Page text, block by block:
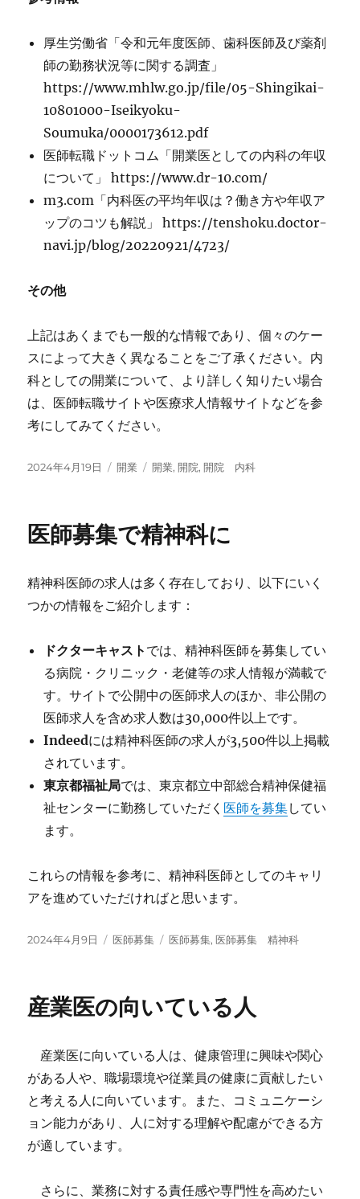
厚生労働省「令和元年度医師、歯科医師及び薬剤
師の勤務状況等に関する調査」
https://www.mhlw.go.jp/file/05-Shingikai-
10801000-Iseikyoku-
Soumuka/0000173612.pdf
医師転職ドットコム「開業医としての内科の年収
について」 https://www.dr-10.com/
m3.com「内科医の平均年収は？働き方や年収ア
ップのコツも解説」 https://tenshoku.doctor-
navi.jp/blog/20220921/4723/
その他
上記はあくまでも一般的な情報であり、個々のケー
スによって大きく異なることをご了承ください。内
科としての開業について、より詳しく知りたい場合
は、医師転職サイトや医療求人情報サイトなどを参
考にしてみてください。
投
2024年4月19日
カ
ー
開業
タ
開業, 開院, 開院 内科
医師募集で精神科に
精神科医師の求人は多く存在しており、以下にいく
つかの情報をご紹介します：
ドクターキャスト では、精神科医師を募集してい
る病院・クリニック・老健等の求人情報が満載で
す。サイトで公開中の医師求人のほか、非公開の
医師求人を含め求人数は30,000件以上です。
Indeedには精神科医師の求人が3,500件以上掲載
されています。
東京都福祉局では、東京都立中部総合精神保健福
祉センターに勤務していただく 医師を募集してい
ます。
これらの情報を参考に、精神科医師としてのキャリ
アを進めていただければと思います。
投
2024年4月9日
カ
ー
医師募集
タ
医師募集, 医師募集 精神科
産業医の向いている人
産業医に向いている人は、健康管理に興味や関心
がある人や、職場環境や従業員の健康に貢献したい
と考える人に向いています。また、コミュニケーシ
ョン能力があり、人に対する理解や配慮ができる方
が適しています。
さらに、業務に対する責任感や専門性を高めたい